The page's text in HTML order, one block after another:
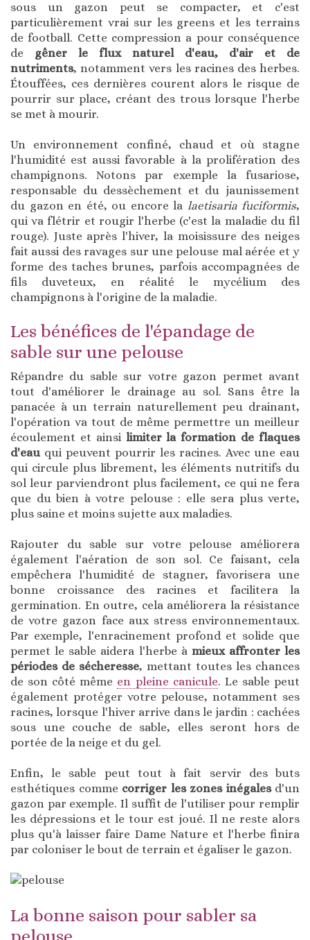
sous un gazon peut se compacter, et c'est
particulièrement vrai sur les greens et les terrains
de football. Cette compression a pour conséquence
de
gêner le flux naturel d'eau, d'air et de
nutriments, notamment vers les racines des herbes.
Étouffées, ces dernières courent alors le risque de
pourrir sur place, créant des trous lorsque l'herbe
se met à mourir.
Un environnement confiné, chaud et où stagne
l'humidité est aussi favorable à la prolifération des
champignons. Notons par exemple la fusariose,
responsable du dessèchement et du jaunissement
du gazon en été, ou encore la laetisaria fuciformis,
qui va flétrir et rougir l'herbe (c'est la maladie du fil
rouge). Juste après l'hiver, la moisissure des neiges
fait aussi des ravages sur une pelouse mal aérée et y
forme des taches brunes, parfois accompagnées de
fils duveteux, en réalité le mycélium des
champignons à l'origine de la maladie.
Les bénéfices de l'épandage de
sable sur une pelouse
Répandre du sable sur votre gazon permet avant
tout d'améliorer le drainage au sol. Sans être la
panacée à un terrain naturellement peu drainant,
l'opération va tout de même permettre un meilleur
écoulement et ainsi limiter la formation de flaques
d'eauqui peuvent pourrir les racines. Avec une eau
qui circule plus librement, les éléments nutritifs du
sol leur parviendront plus facilement, ce qui ne fera
que du bien à votre pelouse : elle sera plus verte,
plus saine et moins sujette aux maladies.
Rajouter du sable sur votre pelouse améliorera
également l'aération de son sol. Ce faisant, cela
empêchera l'humidité de stagner, favorisera une
bonne croissance des racines et facilitera la
germination. En outre, cela améliorera la résistance
de votre gazon face aux stress environnementaux.
Par exemple, l'enracinement profond et solide que
permet le sable aidera l'herbe à mieux affronter les
périodes de sécheresse, mettant toutes les chances
de son côté même en pleine canicule. Le sable peut
également protéger votre pelouse, notamment ses
racines, lorsque l'hiver arrive dans le jardin : cachées
sous une couche de sable, elles seront hors de
portée de la neige et du gel.
Enfin, le sable peut tout à fait servir des buts
esthétiques comme corriger les zones inégalesd'un
gazon par exemple. Il suffit de l'utiliser pour remplir
les dépressions et le tour est joué. Il ne reste alors
plus qu'à laisser faire Dame Nature et l'herbe finira
par coloniser le bout de terrain et égaliser le gazon.
La bonne saison pour sabler sa